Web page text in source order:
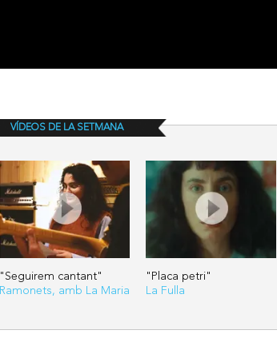
VÍDEOS DE LA SETMANA
"Seguirem cantant"
Ramonets, amb La Maria
"Placa petri"
La Fulla